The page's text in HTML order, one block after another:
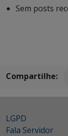
Sem posts
Compartilhe:
LGPD
Fala Servidor